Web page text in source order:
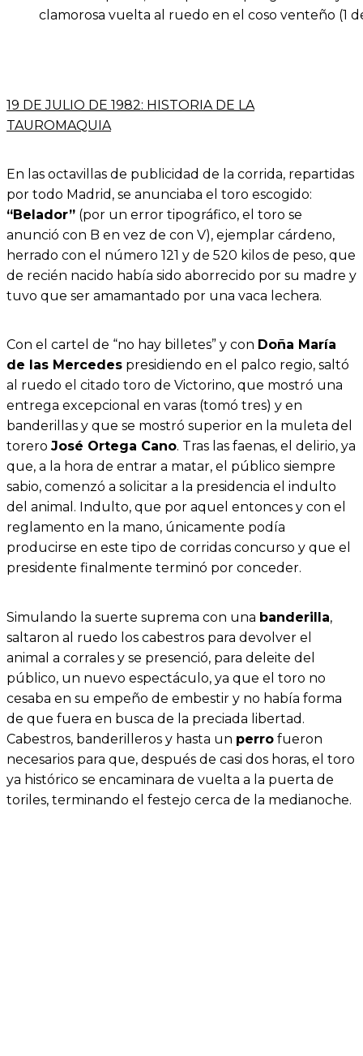
clamorosa vuelta al ruedo en el coso venteño (1
19 DE JULIO DE 1982: HISTORIA DE LA
TAUROMAQUIA
En las octavillas de publicidad de la corrida, repartidas
por todo Madrid, se anunciaba el toro escogido:
“Belador” (por un error tipográfico, el toro se
anunció con B en vez de con V), ejemplar cárdeno,
herrado con el número 121 y de 520 kilos de peso, que
de recién nacido había sido aborrecido por su madre y
tuvo que ser amamantado por una vaca lechera.
Con el cartel de “no hay billetes” y con Doña María
de las Mercedes presidiendo en el palco regio, saltó
al ruedo el citado toro de Victorino, que mostró una
entrega excepcional en varas (tomó tres) y en
banderillas y que se mostró superior en la muleta del
torero José Ortega Cano. Tras las faenas, el delirio, ya
que, a la hora de entrar a matar, el público siempre
sabio, comenzó a solicitar a la presidencia el indulto
del animal. Indulto, que por aquel entonces y con el
reglamento en la mano, únicamente podía
producirse en este tipo de corridas concurso y que el
presidente finalmente terminó por conceder.
Simulando la suerte suprema con una banderilla,
saltaron al ruedo los cabestros para devolver el
animal a corrales y se presenció, para deleite del
público, un nuevo espectáculo, ya que el toro no
cesaba en su empeño de embestir y no había forma
de que fuera en busca de la preciada libertad.
Cabestros, banderilleros y hasta un perro fueron
necesarios para que, después de casi dos horas, el toro
ya histórico se encaminara de vuelta a la puerta de
toriles, terminando el festejo cerca de la medianoche.